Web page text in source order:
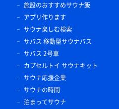
施設のおすすめサウナ飯
アプリ作ります
サウナ楽しむ検索
サバス 移動型サウナバス
サバス 2号車
カプセルトイ サウナキット
サウナ応援企業
サウナの時間
泊まってサウナ